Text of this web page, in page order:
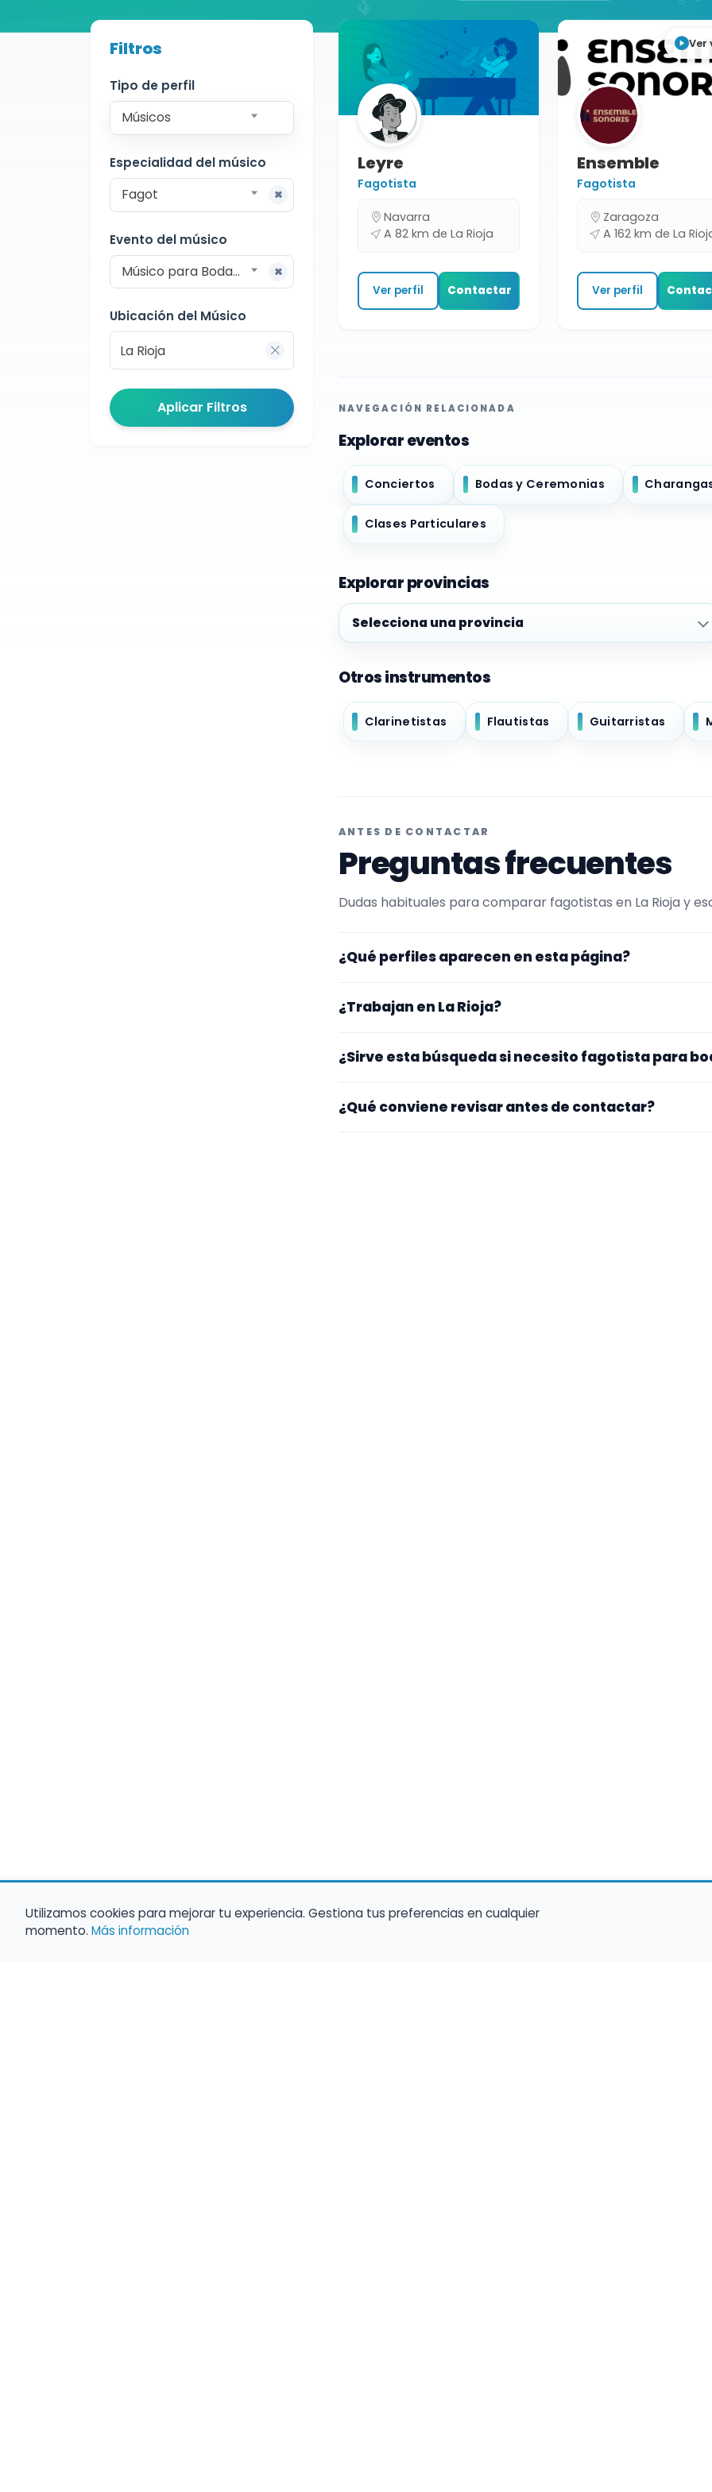
Buscador de músicos
Músicos
La Rioja
Filtros
Tipo de perfil
Músicos
Especialidad del músico
Fagot
Evento del músico
Músico para Bodas y Eventos
Ubicación del Músico
Aplicar Filtros
Leyre
Fagotista
Navarra
A 82 km de La Rioja
Ver perfil Contactar
Ver
Ensemble
Fagotista
Zaragoza
A 162 km de La
Ver perfil
NAVEGACIÓN RELACIONADA
Explorar eventos
Conciertos Bodas y Ceremonias
Clases Particulares
Explorar provincias
Explorar provincias
Otros instrumentos
Clarinetistas Flautistas Guitarristas
ANTES DE CONTACTAR
Preguntas frecuentes
Dudas habituales para comparar fagotistas en La Rioja y
¿Qué perfiles aparecen en esta página?
filtrada por experiencia o disponibilidad para bodas y
¿Trabajan en La Rioja?
confirmar lugar exacto, fechas, desplazamiento y
¿Sirve esta búsqueda si necesito fagotista para
especialidad principal, repertorio, experiencia previa y
¿Qué conviene revisar antes de contactar?
Utilizamos cookies para mejorar tu experiencia. Gestiona tus preferencias en cualquier
momento. Más información